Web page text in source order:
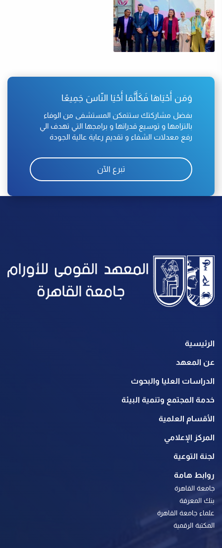
وَمَن أَحْيَاهَا فَكَأَنَّمَا أَحْيَا النّاسَ جَمِيعًا
بفضل مشاركتك ستتمكن المستشفى من الوفاء
بالتزامها و توسيع قدراتها و برامجها التي تهدف الي
رفع معدلات الشفاء و تقديم رعاية عالية الجودة
تبرع الآن
الرئيسية
عن المعهد
الدراسات العليا والبحوث
خدمة المجتمع وتنمية البيئة
الأقسام العلمية
المركز الإعلامي
لجنة التوعية
روابط هامة
جامعة القاهرة
بنك المعرفة
علماء جامعة القاهرة
المكتبة الرقمية